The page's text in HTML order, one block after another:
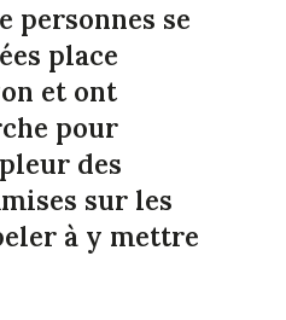
personnes se
place
et ont
pour
des
sur les
à y mettre